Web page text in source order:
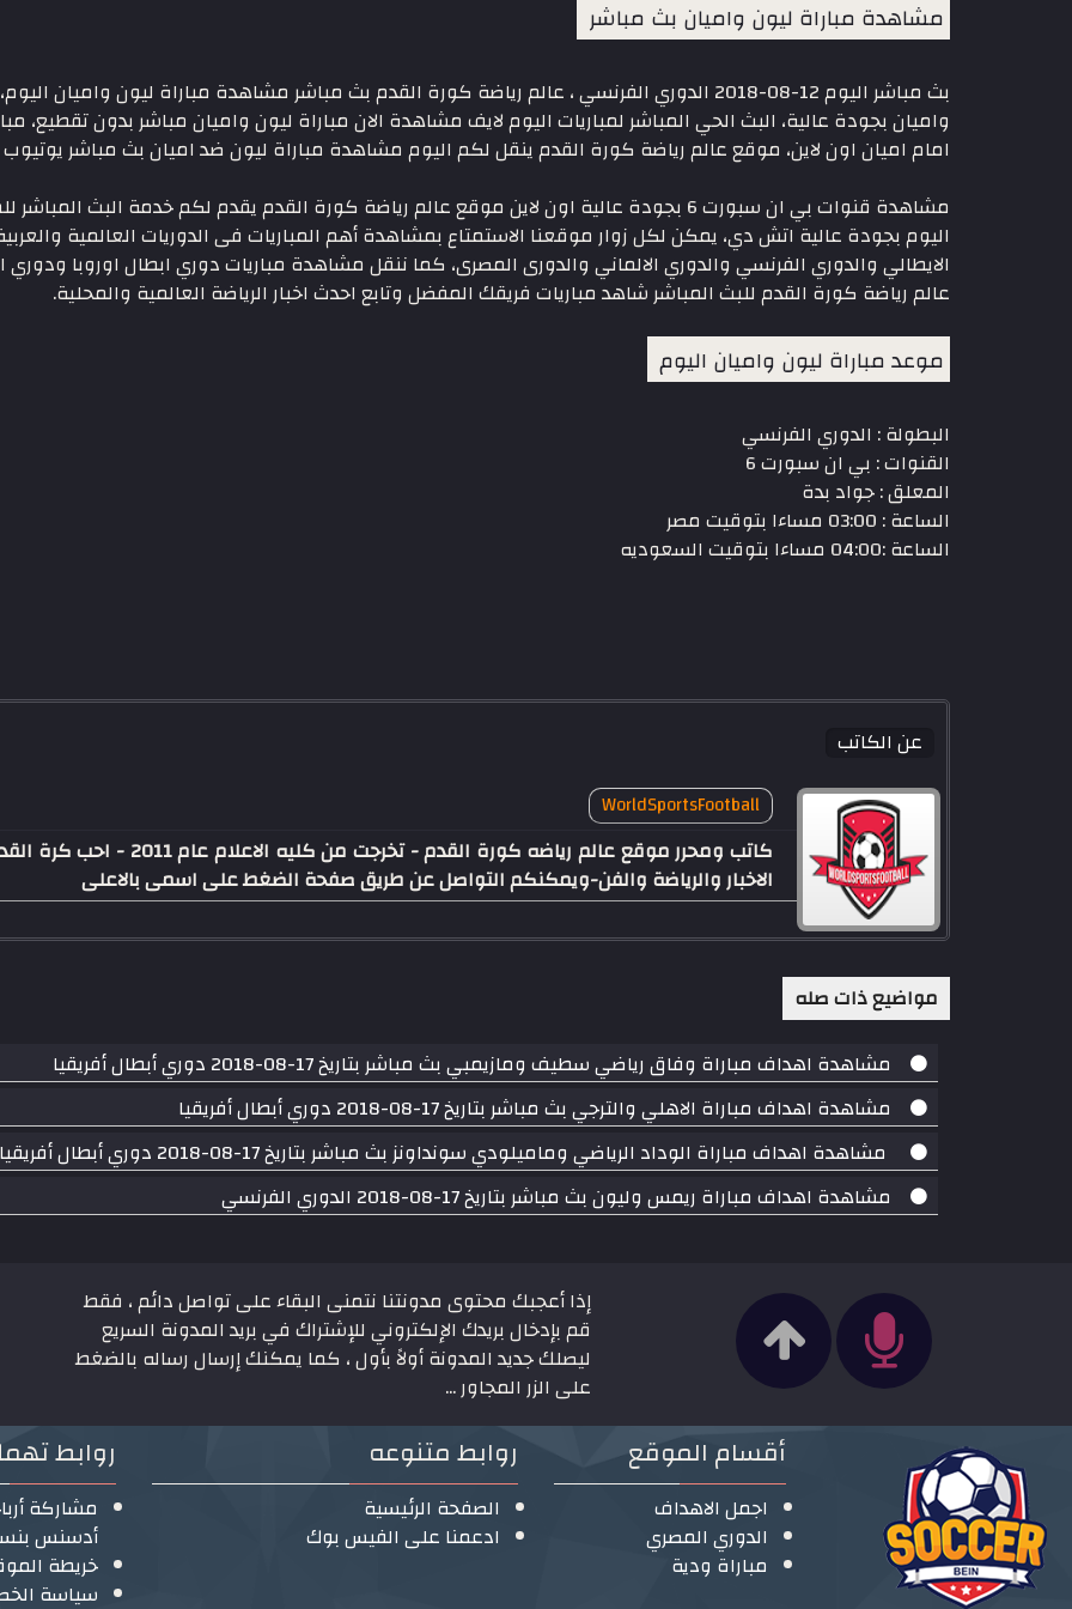
مشاهدة مباراة ليون واميان بث مباشر
بث مباشر اليوم 12-08-2018 الدوري الفرنسي ، عالم رياضة كورة القدم بث مباشر مشاهدة مباراة ليون
واميان بجودة عالية، البث الحي المباشر لمباريات اليوم لايف مشاهدة الان مباراة ليون واميان مباشر بدون تقطيع،
امام اميان اون لاين، موقع عالم رياضة كورة القدم ينقل لكم اليوم مشاهدة مباراة ليون ضد اميان بث مباشر
مشاهدة قنوات بي ان سبورت 6 بجودة عالية اون لاين موقع عالم رياضة كورة القدم يقدم لكم خدمة
اليوم بجودة عالية اتش دي، يمكن لكل زوار موقعنا الاستمتاع بمشاهدة أهم المباريات فى الدوريات العالمية
الايطالي والدوري الفرنسي والدوري الالماني والدورى المصرى، كما ننقل مشاهدة مباريات دوري ابطال اوروبا
عالم رياضة كورة القدم للبث المباشر شاهد مباريات فريقك المفضل وتابع احدث اخبار الرياضة العالمية والمحلية.
موعد مباراة ليون واميان اليوم
البطولة : الدوري الفرنسي
القنوات : بي ان سبورت 6
المعلق : جواد بدة
الساعة : 03:00 مساءا بتوقيت مصر
الساعة :04:00 مساءا بتوقيت السعوديه
عن الكاتب
WorldSportsFootball
كاتب ومحرر موقع عالم رياضه كورة
الاخبار والرياضة والفن-ويمكنكم التواصل عن طريق صفحة الضغط على اسمى بالاعلى
مواضيع ذات صله
مشاهدة اهداف مباراة وفاق رياضي سطيف ومازيمبي بث مباشر بتاريخ 17-08-2018 دوري أبطال أفريقيا
مشاهدة اهداف مباراة الاهلي والترجي بث مباشر بتاريخ 17-08-2018 دوري أبطال أفريقيا
مشاهدة اهداف مباراة الوداد الرياضي وماميلودي سونداونز بث مباشر بتاريخ 17-08-2018 دوري أبطال أفريقيا
مشاهدة اهداف مباراة ريمس وليون بث مباشر بتاريخ 17-08-2018 الدوري الفرنسي
إذا أعجبك محتوى مدونتنا نتمنى البقاء على تواصل دائم ، فقط
قم بإدخال بريدك الإلكتروني للإشتراك في بريد المدونة السريع
ليصلك جديد المدونة أولاً بأول ، كما يمكنك إرسال رساله بالضغط
على الزر المجاور ...
أقسام الموقع
اجمل الاهداف
الدوري المصري
مباراة ودية
روابط متنوعه
الصفحة الرئيسية
ادعمنا على الفيس بوك
روابط
مشاركة
أدسنس بنسبة
خريطة
سياسة